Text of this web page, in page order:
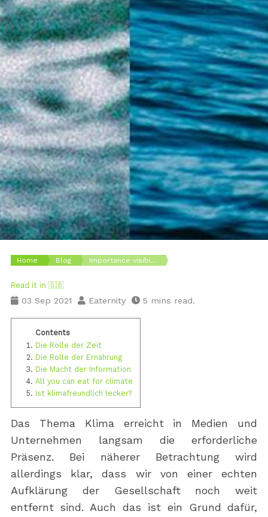
Home Blog Importance visibi...
Read it in 🇬🇧
03 Sep 2021 Eaternity 5 mins read.
Die Rolle der Zeit
Die Rolle der Ernährung
Die Macht der Information
All you can eat for climate
Ist klimafreundlich lecker?
Das Thema Klima erreicht in Medien und
Unternehmen langsam die erforderliche
Präsenz. Bei näherer Betrachtung wird
allerdings klar, dass wir von einer echten
Aufklärung der Gesellschaft noch weit
entfernt sind. Auch das ist ein Grund dafür,